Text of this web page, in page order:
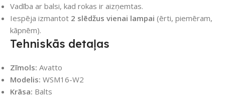
Vadība ar balsi, kad rokas ir aizņemtas.
Iespēja izmantot 2 slēdžus vienai lampai (ērti, piemēram,
kāpnēm).
Tehniskās detaļas
Zīmols: Avatto
Modelis: WSM16-W2
Krāsa: Balts